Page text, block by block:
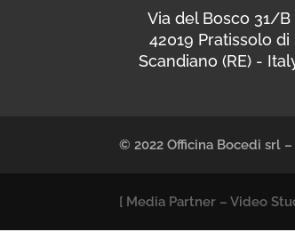
Via del Bosco 31/B
42019 Pratissolo di
Scandiano (RE) -
© 2022 Officina Bocedi srl –
[ Media Partner –Video